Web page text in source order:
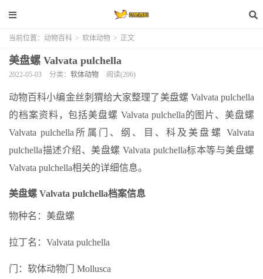
当前位置： 动物百科 > 软体动物 > 正文
美盘螺 Valvata pulchella
2022-05-03 分类： 软体动物 阅读(206)
动物百科小编金丝刺猬给大家整理了美盘螺 Valvata pulchella
的档案资料，包括美盘螺 Valvata pulchella的图片、美盘螺
Valvata pulchella所属门、纲、目、科及美盘螺 Valvata
pulchella描述介绍、美盘螺 Valvata pulchella标本等与美盘螺
Valvata pulchella相关的详细信息。
美盘螺 Valvata pulchella档案信息
物种名：美盘螺
拉丁名：Valvata pulchella
门：软体动物门 Mollusca